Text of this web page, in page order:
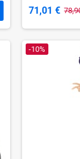
71,01 €
-10%